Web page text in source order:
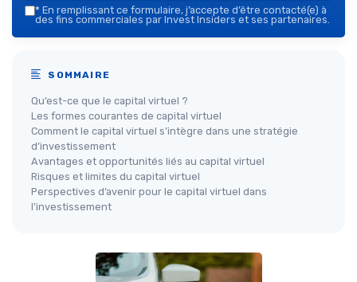
* En remplissant ce formulaire, j’accepte d’être contacté(e) à
des fins commerciales par Invest Insiders et ses partenaires.
SOMMAIRE
Qu’est-ce que le capital virtuel ?
Les formes courantes de capital virtuel
Comment le capital virtuel s’intègre dans une stratégie
d’investissement
Avantages et opportunités liés au capital virtuel
Risques et limites du capital virtuel
Perspectives d’avenir pour le capital virtuel dans
l’investissement